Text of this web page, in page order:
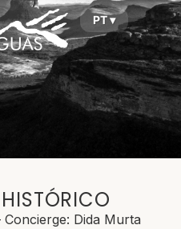
PT ▾
Dida Murta